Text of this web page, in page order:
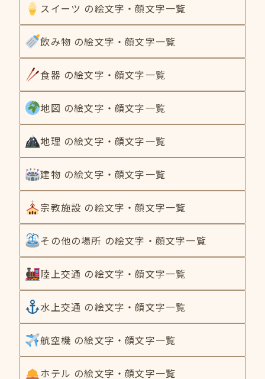
スイーツ の絵文字・顔文字一覧
飲み物 の絵文字・顔文字一覧
食器 の絵文字・顔文字一覧
地図 の絵文字・顔文字一覧
地理 の絵文字・顔文字一覧
建物 の絵文字・顔文字一覧
宗教施設 の絵文字・顔文字一覧
その他の場所 の絵文字・顔文字一覧
陸上交通 の絵文字・顔文字一覧
水上交通 の絵文字・顔文字一覧
航空機 の絵文字・顔文字一覧
ホテル の絵文字・顔文字一覧